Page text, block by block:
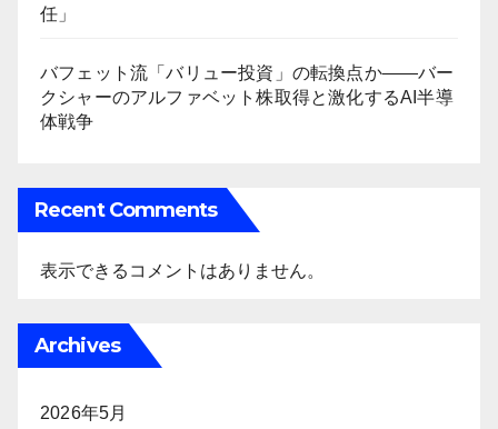
任」
バフェット流「バリュー投資」の転換点か――バー
クシャーのアルファベット株取得と激化するAI半導
体戦争
Recent Comments
表示できるコメントはありません。
Archives
2026年5月